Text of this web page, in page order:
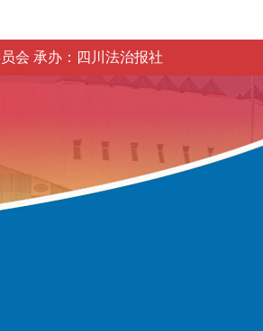
会 承办：四川法治报社